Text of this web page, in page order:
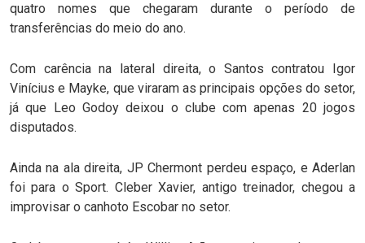
quatro nomes que chegaram durante o período de
transferências do meio do ano.
Com carência na lateral direita, o Santos contratou Igor
Vinícius e Mayke, que viraram as principais opções do setor,
já que Leo Godoy deixou o clube com apenas 20 jogos
disputados.
Ainda na ala direita, JP Chermont perdeu espaço, e Aderlan
foi para o Sport. Cleber Xavier, antigo treinador, chegou a
improvisar o canhoto Escobar no setor.